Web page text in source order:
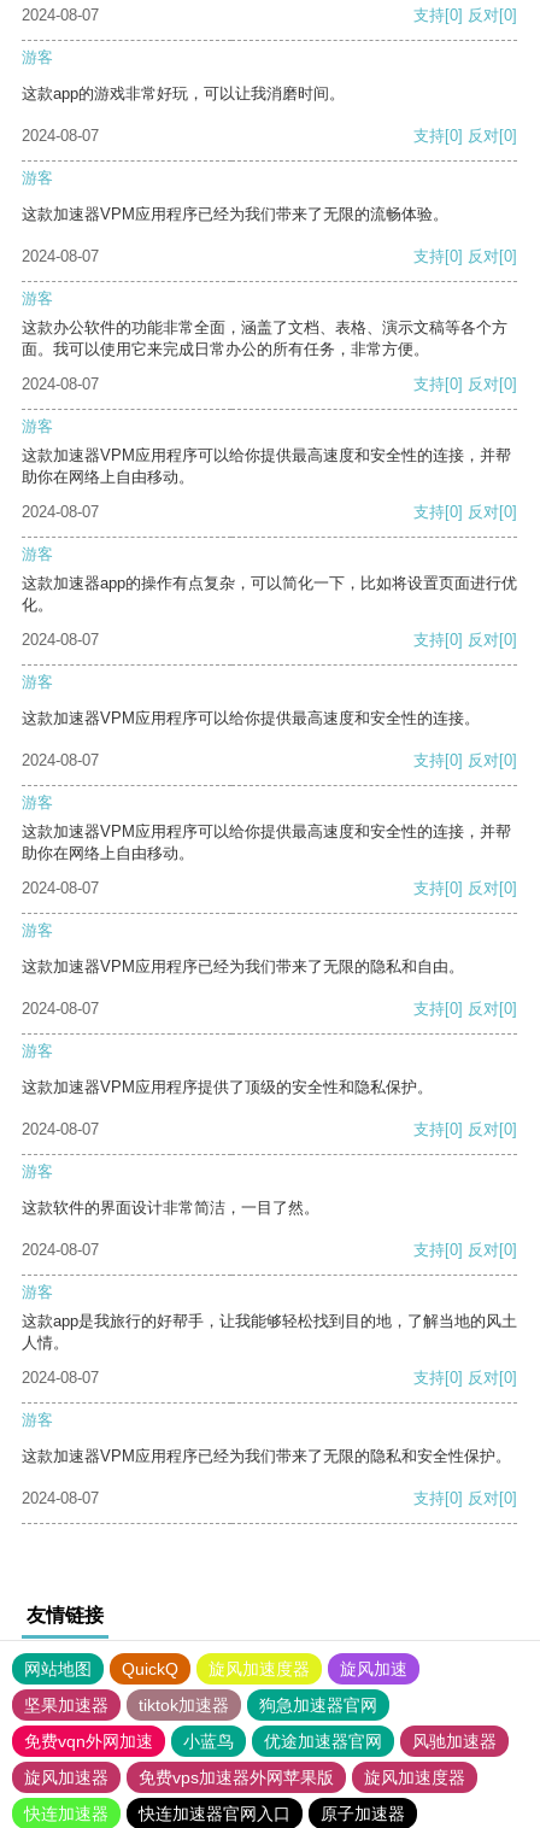
2024-08-07 支持[0] 反对[0]
游客
这款app的游戏非常好玩，可以让我消磨时间。
2024-08-07 支持[0] 反对[0]
游客
这款加速器VPM应用程序已经为我们带来了无限的流畅体验。
2024-08-07 支持[0] 反对[0]
游客
这款办公软件的功能非常全面，涵盖了文档、表格、演示文稿等各个方
面。我可以使用它来完成日常办公的所有任务，非常方便。
2024-08-07
支持[0] 反对[0]
游客
这款加速器VPM应用程序可以给你提供最高速度和安全性的连接，并帮
助你在网络上自由移动。
2024-08-07
支持[0] 反对[0]
游客
这款加速器app的操作有点复杂，可以简化一下，比如将设置页面进行优
化。
2024-08-07
支持[0] 反对[0]
游客
这款加速器VPM应用程序可以给你提供最高速度和安全性的连接。
2024-08-07 支持[0] 反对[0]
游客
这款加速器VPM应用程序可以给你提供最高速度和安全性的连接，并帮
助你在网络上自由移动。
2024-08-07
支持[0] 反对[0]
游客
这款加速器VPM应用程序已经为我们带来了无限的隐私和自由。
2024-08-07 支持[0] 反对[0]
游客
这款加速器VPM应用程序提供了顶级的安全性和隐私保护。
2024-08-07 支持[0] 反对[0]
游客
这款软件的界面设计非常简洁，一目了然。
2024-08-07 支持[0] 反对[0]
游客
这款app是我旅行的好帮手，让我能够轻松找到目的地，了解当地的风土
人情。
2024-08-07
支持[0] 反对[0]
游客
这款加速器VPM应用程序已经为我们带来了无限的隐私和安全性保护。
2024-08-07 支持[0] 反对[0]
友情链接
网站地图 QuickQ 旋风加速度器
旋风加速
坚果加速器
tiktok加速器
狗急加速器官网
免费vqn外网加速
小蓝鸟 优途加速器官网
风驰加速器
旋风加速器
免费vps加速器外网苹果版
旋风加速度器
快连加速器
快连加速器官网入口 原子加速器